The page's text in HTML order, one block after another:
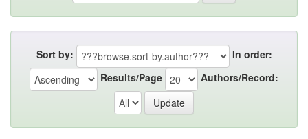
Sort by:
In order:
Results/Page
Authors/Record: